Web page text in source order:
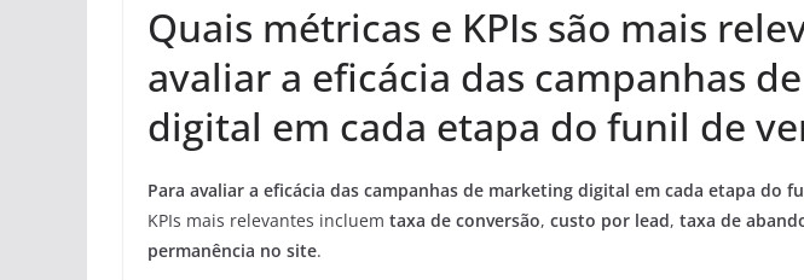
Quais métricas e KPIs são mais
avaliar a eficácia das campanhas
digital em cada etapa do funil de
Para avaliar a eficácia das campanhas de marketing digital em cada etapa do
KPIs mais relevantes incluem taxa de conversão, custo por lead, taxa de
permanência no site.